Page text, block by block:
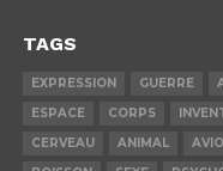
TAGS
EXPRESSION GUERRE
ESPACE
CORPS
CERVEAU
ANIMAL